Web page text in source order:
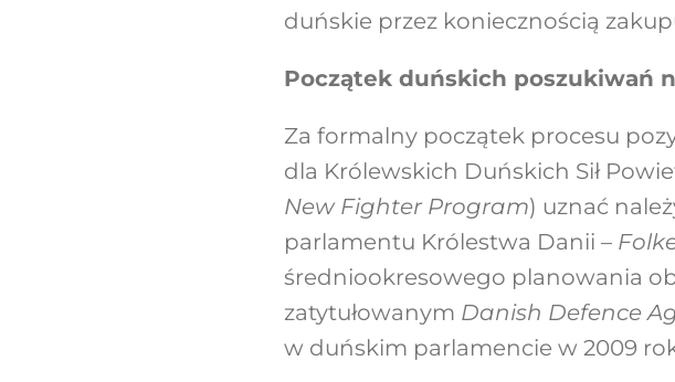
duńskie przez koniecznością
Początek duńskich poszukiwań
Za formalny początek procesu
dla Królewskich Duńskich Sił
New Fighter Program) uznać
parlamentu Królestwa Danii –
średniookresowego planowania
zatytułowanym Danish Defence
w duńskim parlamencie w 2009